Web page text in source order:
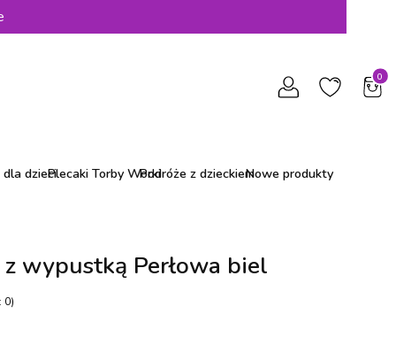
dzieciPlecaki Torby WorkiPodróże z dzieckiemNowe produkty
wypustką Perłowa biel
0)